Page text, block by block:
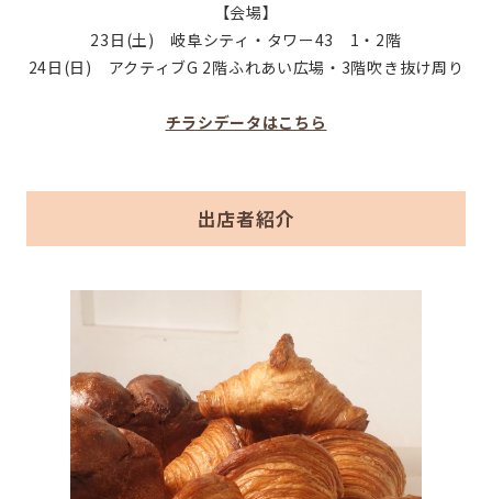
【会場】
23日(土) 岐阜シティ・タワー43 1・2階
24日(日) アクティブG 2階ふれあい広場・3階吹き抜け周り
チラシデータはこちら
出店者紹介